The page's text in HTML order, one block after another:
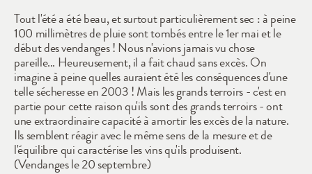
Tout l'été a été beau, et surtout particulièrement sec : à peine
100 millimètres de pluie sont tombés entre le 1er mai et le
début des vendanges ! Nous n'avions jamais vu chose
pareille... Heureusement, il a fait chaud sans excès. On
imagine à peine quelles auraient été les conséquences d'une
telle sécheresse en 2003 ! Mais les grands terroirs - c'est en
partie pour cette raison qu'ils sont des grands terroirs - ont
une extraordinaire capacité à amortir les excès de la nature.
Ils semblent réagir avec le même sens de la mesure et de
l'équilibre qui caractérise les vins qu'ils produisent.
(Vendanges le 20 septembre)